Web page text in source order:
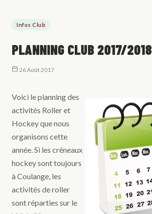
Infos Club
PLANNING CLUB 2017/2018
26 Août 2017
Voici le planning des
activités Roller et
Hockey que nous
organisons cette
année. Si les créneaux
hockey sont toujours
à Coulange, les
activités de roller
sont réparties sur le